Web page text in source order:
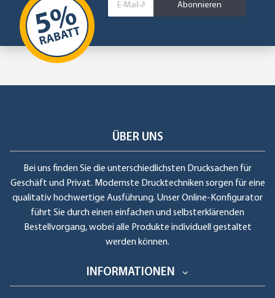
Abonnieren
ÜBER UNS
Bei uns finden Sie die unterschiedlichsten Drucksachen für
Geschäft und Privat. Modernste Drucktechniken sorgen für eine
qualitativ hochwertige Ausführung. Unser Online-Konfigurator
führt Sie durch einen einfachen und selbsterklärenden
Bestellvorgang, wobei alle Produkte individuell gestaltet
werden können.
INFORMATIONEN